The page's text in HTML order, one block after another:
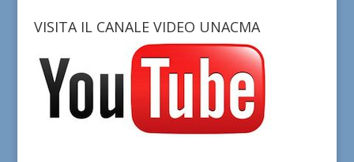
VISITA IL CANALE VIDEO UNACMA